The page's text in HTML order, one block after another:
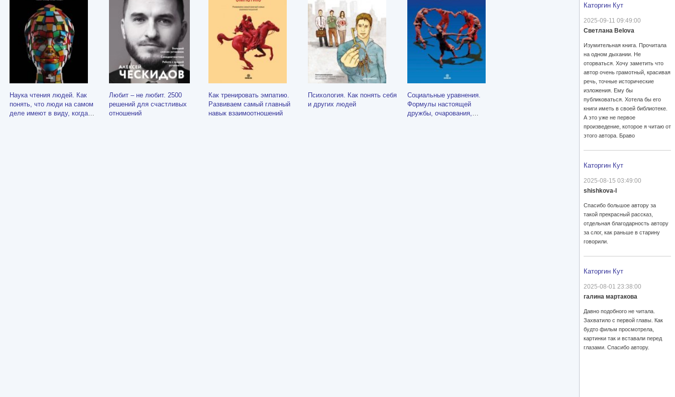
Наука чтения людей. Как
понять, что люди на самом
деле имеют в виду, когда
Любит – не любит. 2500
решений для счастливых
отношений
Как тренировать эмпатию.
Развиваем самый главный
навык взаимоотношений
Психология. Как понять себя
и других людей
Социальные уравнения.
Формулы настоящей
дружбы, очарования,
Каторгин Кут
2025-09-11 09:49:00
Светлана Belova
Изумительная книга. Прочитала
на одном дыхании. Не
оторваться. Хочу заметить что
автор очень грамотный, красивая
речь, точные исторические
изложения. Ему бы
публиковаться. Хотела бы его
книги иметь в своей библиотеке.
А это уже не первое
произведение, которое я читаю от
этого автора. Браво
Каторгин Кут
2025-08-15 03:49:00
shishkova-l
Спасибо большое автору за
такой прекрасный рассказ,
отдельная благодарность автору
за слог, как раньше в старину
говорили.
Каторгин Кут
2025-08-01 23:38:00
галина мартакова
Давно подобного не читала.
Захватило с первой главы. Как
будто фильм просмотрела,
картинки так и вставали перед
глазами. Спасибо автору.